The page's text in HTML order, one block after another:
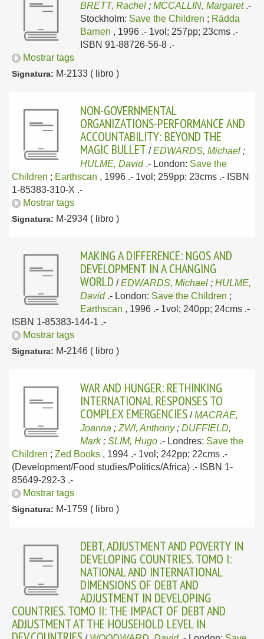
BRETT, Rachel ; MCCALLIN, Margaret .-
Stockholm: Save the Children ; Rädda
Barnen , 1996 .- 1vol; 257pp; 23cms .-
ISBN 91-88726-56-8 .-
Mostrar tags
Signatura: M-2133 ( libro )
NON-GOVERNMENTAL
ORGANIZATIONS-PERFORMANCE AND
ACCOUNTABILITY: BEYOND THE
MAGIC BULLET /EDWARDS, Michael ;
HULME, David .- London: Save the
Children ; Earthscan , 1996 .- 1vol; 259pp; 23cms .- ISBN
1-85383-310-X .-
Mostrar tags
Signatura: M-2934 ( libro )
MAKING A DIFFERENCE: NGOS AND
DEVELOPMENT IN A CHANGING
WORLD /EDWARDS, Michael ; HULME,
David .- London: Save the Children ;
Earthscan , 1996 .- 1vol; 240pp; 24cms .-
ISBN 1-85383-144-1 .-
Mostrar tags
Signatura: M-2146 ( libro )
WAR AND HUNGER: RETHINKING
INTERNATIONAL RESPONSES TO
COMPLEX EMERGENCIES /MACRAE,
Joanna ; ZWI, Anthony; DUFFIELD,
Mark; SLIM, Hugo .- Londres: Save the
Children ; Zed Books , 1994 .- 1vol; 242pp; 22cms .-
(Development/Food studies/Politics/Africa) .- ISBN 1-
85649-292-3 .-
Mostrar tags
Signatura: M-1759 ( libro )
DEBT, ADJUSTMENT AND POVERTY IN
DEVELOPING COUNTRIES. TOMO I:
NATIONAL AND INTERNATIONAL
DIMENSIONS OF DEBT AND
ADJUSTMENT IN DEVELOPING
COUNTRIES. TOMO II: THE IMPACT OF DEBT AND
ADJUSTMENT AT THE HOUSEHOLD LEVEL IN